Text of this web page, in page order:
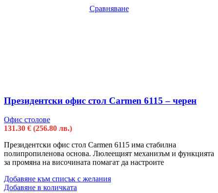
Сравняване
Президентски офис стол Carmen 6115 – черен
Офис столове
131.30 € (256.80 лв.)
Президентски офис стол Carmen 6115 има стабилна
полипропиленова основа. Люлеещият механизъм и функцията
за промяна на височината помагат да настроите
Добавяне към списък с желания
Добавяне в количката